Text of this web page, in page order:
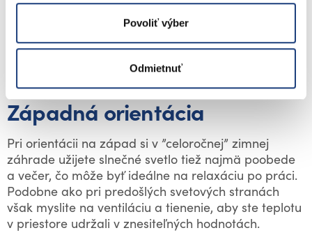
Povoliť výber
Odmietnuť
Pri orientácii na juhozápad budete mať v zimnej
záhrade celý rok veľa slnečného svetla najmä po
vykurovanie a osvetlenie, keď teplota začína klesať.
V lete sa tu však tiež nezaobídete bez tienenia.
Západná orientácia
Pri orientácii na západ si v ”celoročnej” zimnej
záhrade užijete slnečné svetlo tiež najmä poobede
a večer, čo môže byť ideálne na relaxáciu po práci.
Podobne ako pri predošlých svetových stranách
však myslite na ventiláciu a tienenie, aby ste teplotu
v priestore udržali v znesiteľných hodnotách.